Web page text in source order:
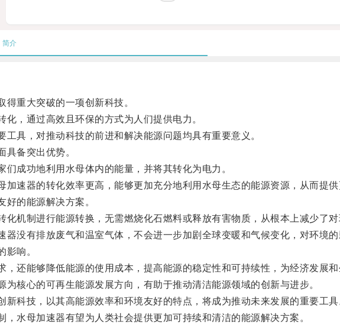
简介
重大突破的一项创新科技。
，通过高效且环保的方式为人们提供电力。
具，对推动科技的前进和解决能源问题均具有重要意义。
备突出优势。
成功地利用水母体内的能量，并将其转化为电力。
器的转化效率更高，能够更加充分地利用水母生态的能源资源，从而提供
的能源解决方案。
机制进行能源转换，无需燃烧化石燃料或释放有害物质，从根本上减少了对
没有排放废气和温室气体，不会进一步加剧全球变暖和气候变化，对环境的
响。
能够降低能源的使用成本，提高能源的稳定性和可持续性，为经济发展和
核心的可再生能源发展方向，有助于推动清洁能源领域的创新与进步。
科技，以其高能源效率和环境友好的特点，将成为推动未来发展的重要工具
水母加速器有望为人类社会提供更加可持续和清洁的能源解决方案。